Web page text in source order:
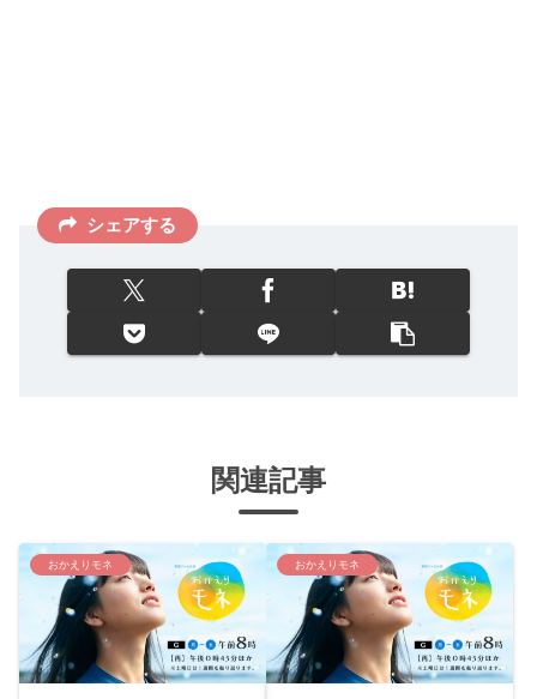
シェアする
関連記事
おかえりモネ おかえりモネ